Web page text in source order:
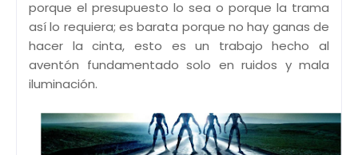
porque el presupuesto lo sea o porque la trama
así lo requiera; es barata porque no hay ganas de
hacer la cinta, esto es un trabajo hecho al
aventón fundamentado solo en ruidos y mala
iluminación.